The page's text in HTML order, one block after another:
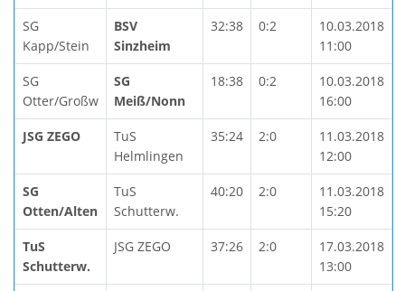
SG
Kapp/Stein
BSV
Sinzheim
32:38 0:2
10.03.2018
11:00
SG
Otter/Großw
SG
Meiß/Nonn
18:38 0:2
10.03.2018
16:00
JSG ZEGO
TuS
Helmlingen
35:24 2:0
11.03.2018
12:00
SG
Otten/Alten
TuS
Schutterw.
40:20 2:0
11.03.2018
15:20
TuS
Schutterw.
JSG ZEGO 37:26 2:0
17.03.2018
13:00